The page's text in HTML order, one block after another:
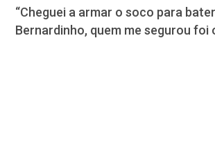
“Cheguei a armar o soco para
Bernardinho, quem me segurou foi